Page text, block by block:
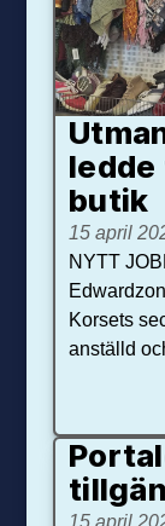
butik
15 april
NYTT
Korsets
anställd
15 april